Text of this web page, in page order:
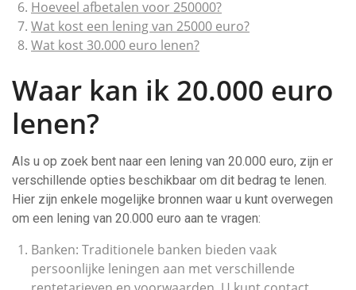
Hoeveel afbetalen voor 250000?
Wat kost een lening van 25000 euro?
Wat kost 30.000 euro lenen?
Waar kan ik 20.000 euro
lenen?
Als u op zoek bent naar een lening van 20.000 euro, zijn er
verschillende opties beschikbaar om dit bedrag te lenen.
Hier zijn enkele mogelijke bronnen waar u kunt overwegen
om een lening van 20.000 euro aan te vragen:
Banken: Traditionele banken bieden vaak
persoonlijke leningen aan met verschillende